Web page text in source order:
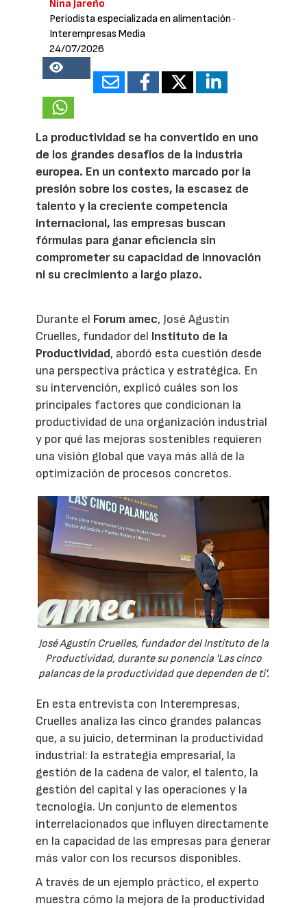
Nina Jareño
Periodista especializada en alimentación ·
Interempresas Media
24/07/2026
20948
La productividad se ha convertido en uno
de los grandes desafíos de la industria
europea. En un contexto marcado por la
presión sobre los costes, la escasez de
talento y la creciente competencia
internacional, las empresas buscan
fórmulas para ganar eficiencia sin
comprometer su capacidad de innovación
ni su crecimiento a largo plazo.
Durante el Forum amec, José Agustín
Cruelles, fundador del Instituto de la
Productividad, abordó esta cuestión desde
una perspectiva práctica y estratégica. En
su intervención, explicó cuáles son los
principales factores que condicionan la
productividad de una organización industrial
y por qué las mejoras sostenibles requieren
una visión global que vaya más allá de la
optimización de procesos concretos.
José Agustín Cruelles, fundador del Instituto de la
Productividad, durante su ponencia 'Las cinco
palancas de la productividad que dependen de ti'.
En esta entrevista con Interempresas,
Cruelles analiza las cinco grandes palancas
que, a su juicio, determinan la productividad
industrial: la estrategia empresarial, la
gestión de la cadena de valor, el talento, la
gestión del capital y las operaciones y la
tecnología. Un conjunto de elementos
interrelacionados que influyen directamente
en la capacidad de las empresas para generar
más valor con los recursos disponibles.
A través de un ejemplo práctico, el experto
muestra cómo la mejora de la productividad